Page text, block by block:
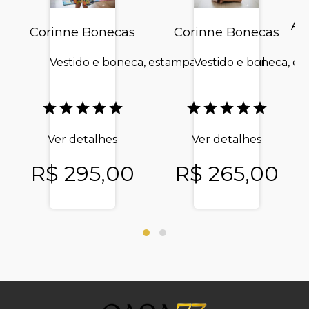
Corinne Bonecas
Vestido e boneca, estampa flores e azul
Ver detalhes
R$ 295,00
Corinne Bonecas
Vestido e boneca,
Ver detalhes
R$ 265,00